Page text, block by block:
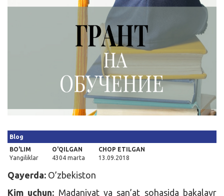
Blog
BO'LIM
Yangiliklar
O'QILGAN
4304 marta
CHOP ETILGAN
13.09.2018
Qayerda: O’zbekiston
Kim uchun: Madaniyat va san’at sohasida bakalavr